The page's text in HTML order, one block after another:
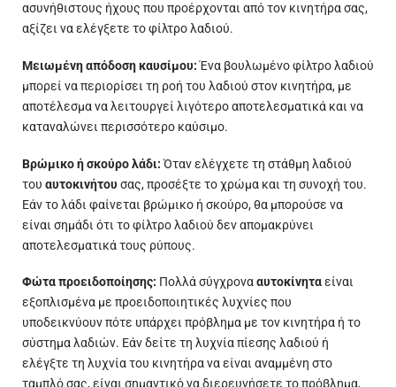
ασυνήθιστους ήχους που προέρχονται από τον κινητήρα σας,
αξίζει να ελέγξετε το φίλτρο λαδιού.
Μειωμένη απόδοση καυσίμου:Ένα βουλωμένο φίλτρο λαδιού
μπορεί να περιορίσει τη ροή του λαδιού στον κινητήρα, με
αποτέλεσμα να λειτουργεί λιγότερο αποτελεσματικά και να
καταναλώνει περισσότερο καύσιμο.
Βρώμικο ή σκούρο λάδι: Όταν ελέγχετε τη στάθμη λαδιού
του αυτοκινήτου σας, προσέξτε τοχρώμα και τη συνοχή του.
Εάν το λάδι φαίνεται βρώμικο ή σκούρο, θα μπορούσε να
είναι σημάδι ότι το φίλτρο λαδιού δεν απομακρύνει
αποτελεσματικά τους ρύπους.
Φώτα προειδοποίησης: Πολλά σύγχρονααυτοκίνηταείναι
εξοπλισμένα με προειδοποιητικές λυχνίες που
υποδεικνύουν πότε υπάρχει πρόβλημα με τον κινητήρα ή το
σύστημα λαδιών. Εάν δείτε τη λυχνία πίεσης λαδιού ή
ελέγξτε τη λυχνία του κινητήρα να είναι αναμμένη στο